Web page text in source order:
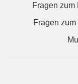
Fragen zum
Fragen